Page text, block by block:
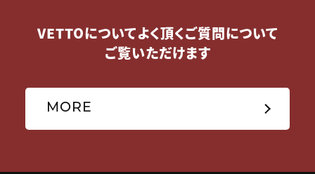
VETTOについてよく頂くご質問について
ご覧いただけます
MORE